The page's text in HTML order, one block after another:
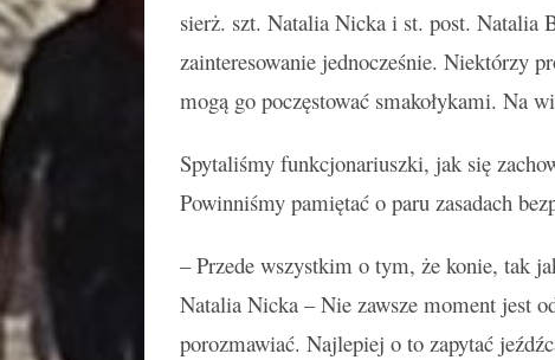
sierż. szt. Natalia Nicka i st. post. Natalia
zainteresowanie jednocześnie. Niektórzy
mogą go poczęstować smakołykami. Na
Spytaliśmy funkcjonariuszki, jak się
Powinniśmy pamiętać o paru zasadach
– Przede wszystkim o tym, że konie, tak
Natalia Nicka – Nie zawsze moment jest
porozmawiać. Najlepiej o to zapytać